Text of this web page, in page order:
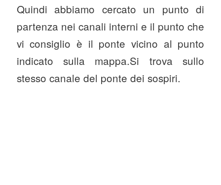
Quindi abbiamo cercato un punto di
partenza nei canali interni e il punto che
vi consiglio è il ponte vicino al punto
indicato sulla mappa.Si trova sullo
stesso canale del ponte dei sospiri.